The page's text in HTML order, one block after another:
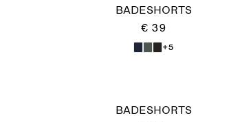
BADESHORTS
€ 39
+5
BADESHORTS